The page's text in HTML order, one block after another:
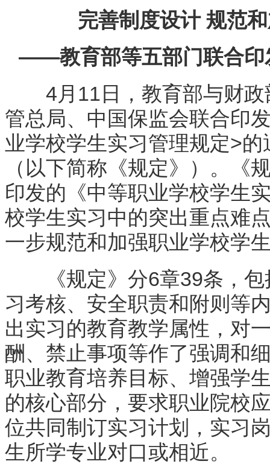
完善制度设计 规范
——教育部等五部门联合印
4月11日，教育部与财政
管总局、中国保监会联合印
业学校学生实习管理规定>
（以下简称《规定》）。《
印发的《中等职业学校学生
校学生实习中的突出重点难
一步规范和加强职业学校
《规定》分6章39条，包
习考核、安全职责和附则等
出实习的教育教学属性，对
酬、禁止事项等作了强调和
职业教育培养目标、增强学
的核心部分，要求职业院校
位共同制订实习计划，实习
生所学专业对口或相近。